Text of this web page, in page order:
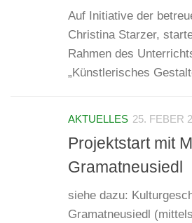
Auf Initiative der
Christina Starzer,
Rahmen des
„Künstlerisches
AKTUELLES 25. FEBER
Projektstart mit
Gramatneusiedl
siehe dazu:
Gramatneusiedl